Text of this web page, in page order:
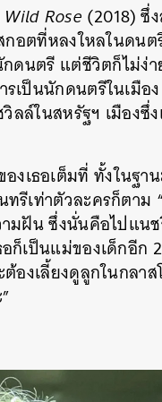
Wild Rose (2018) ซึ่
กอตที่หลงใหลในดน
ดนตรี แต่ชีวิตก็ไม่ง่า
เป็นนักดนตรีในเมือ
ล์ในสหรัฐฯ เมืองซึ่ง
งเธอเต็มที่ ทั้งในฐา
เท่าตัวละครก็ตาม
มฝัน ซึ่งนั่นคือไปแน
เป็นแม่ของเด็กอีก
องเลี้ยงดูลูกในกลา